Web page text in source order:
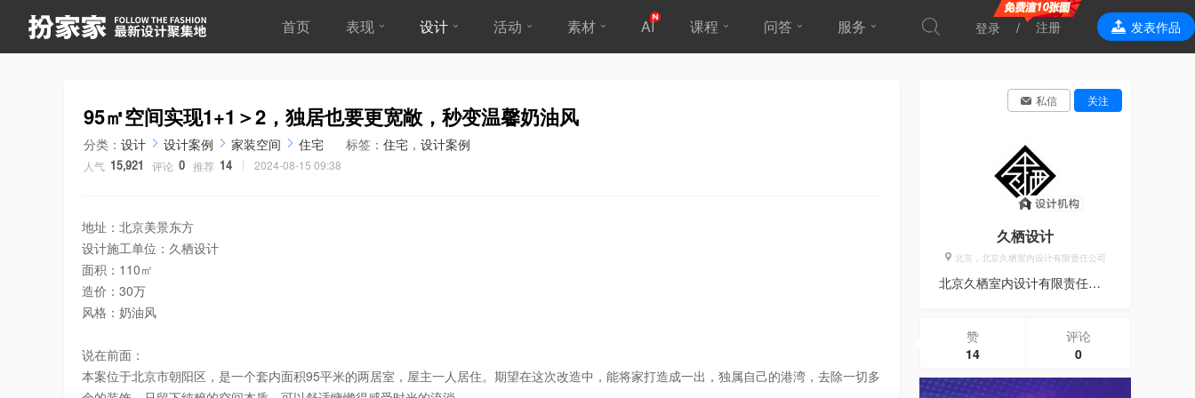
首页 表现 设计 活动 素材 AI 课程 问答 服务
效果表现
登录 注册 发表作品
95㎡空间实现1+1＞2，独居也要更宽敞，秒变温馨奶油风
分类： 设计 设计案例 家装空间 住宅 标签： 住宅 ， 设计案例
人气 15,921 评论 0 推荐 14 2024-08-15 09:38
地址：北京美景东方
设计施工单位：久栖设计
面积：110㎡
造价：30万
风格：奶油风
说在前面：
本案位于北京市朝阳区，是一个套内面积95平米的两居室，屋主一人居住。期望在这次改造中，能将家打造成一出，独属自己的港湾，去除一切多
私信 关注
久栖设计
北京，北京久栖室内设计有限责任公司
北京久栖室内设计有限责任公司，位于北京市朝阳区像素北区1号楼806室。面向全国提供专业的设计服务。
赞
14
评论
0